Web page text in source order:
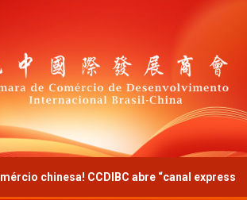
CCDIBC abre “canal expresso” de